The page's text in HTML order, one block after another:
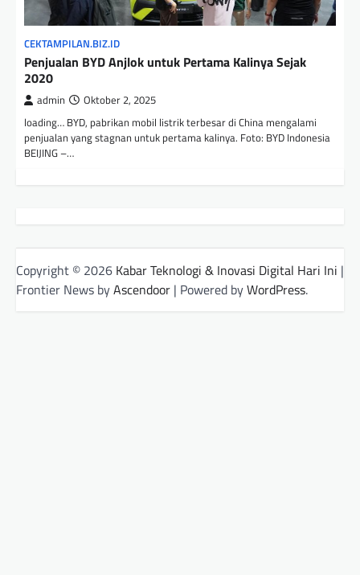
CEKTAMPILAN.BIZ.ID
Penjualan BYD Anjlok untuk Pertama Kalinya Sejak
2020
admin Oktober 2, 2025
loading… BYD, pabrikan mobil listrik terbesar di China mengalami
penjualan yang stagnan untuk pertama kalinya. Foto: BYD Indonesia
BEIJING –…
Copyright © 2026 Kabar Teknologi & Inovasi Digital Hari Ini |
Frontier News byAscendoor | Powered byWordPress.